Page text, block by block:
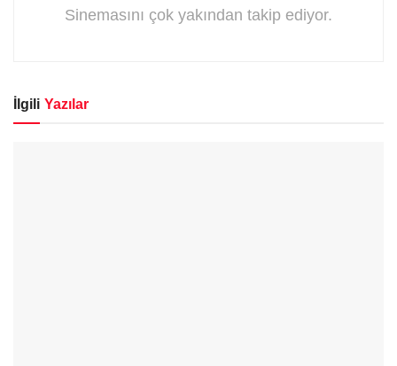
Sinemasını çok yakından takip ediyor.
İlgili Yazılar